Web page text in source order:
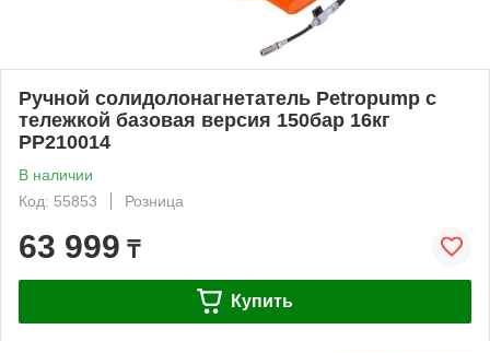
Ручной солидолонагнетатель Petropump с
тележкой базовая версия 150бар 16кг
PP210014
В наличии
Код: 55853
Розница
63 999 ₸
Купить